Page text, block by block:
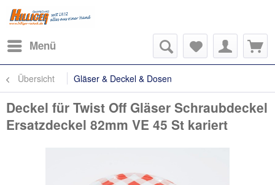
Menü
Übersicht Gläser & Deckel & Dosen
Deckel für Twist Off Gläser Schraubdeckel
Ersatzdeckel 82mm VE 45 St kariert